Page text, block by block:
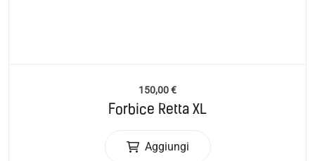
150,00€
Forbice Retta XL
Aggiungi